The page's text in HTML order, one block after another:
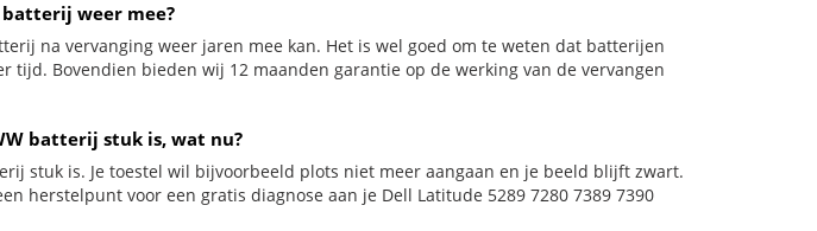
batterij weer mee?
na vervanging weer jaren mee kan. Het is wel goed om te weten dat batterijen
tijd. Bovendien bieden wij 12 maanden garantie op de werking van de vervangen
batterij stuk is, wat nu?
stuk is. Je toestel wil bijvoorbeeld plots niet meer aangaan en je beeld blijft zwart.
herstelpunt voor een gratis diagnose aan je Dell Latitude 5289 7280 7389 7390